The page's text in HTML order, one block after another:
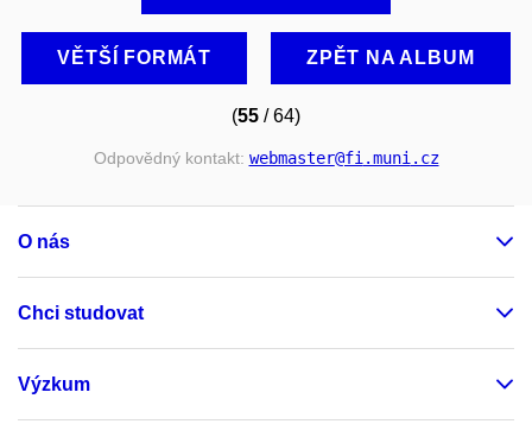
VĚTŠÍ FORMÁT ZPĚT NA ALBUM
(55 / 64)
Odpovědný kontakt: webmaster@fi.muni.cz
O nás
Chci studovat
Výzkum